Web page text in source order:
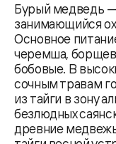
Бурый медведь
занимающийся
Основное
черемша,
бобовые. В
сочным травам
из тайги в зону
безлюдных
древние